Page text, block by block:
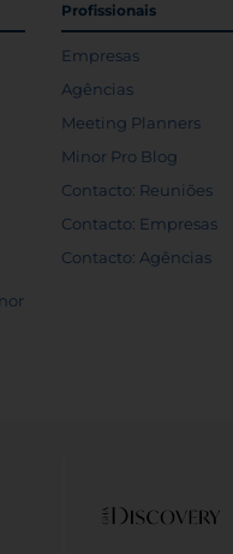
Profissionais
Empresas
Agências
Meeting Planners
Minor Pro Blog
Contacto: Reuniões
Contacto: Empresas
Contacto: Agências